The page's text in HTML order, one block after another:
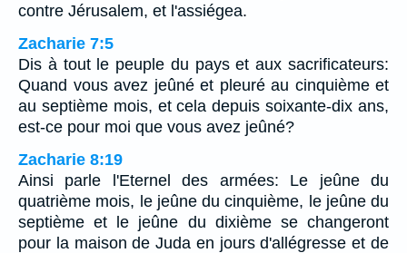
contre Jérusalem, et l'assiégea.
Zacharie 7:5
Dis à tout le peuple du pays et aux sacrificateurs:
Quand vous avez jeûné et pleuré au cinquième et
au septième mois, et cela depuis soixante-dix ans,
est-ce pour moi que vous avez jeûné?
Zacharie 8:19
Ainsi parle l'Eternel des armées: Le jeûne du
quatrième mois, le jeûne du cinquième, le jeûne du
septième et le jeûne du dixième se changeront
pour la maison de Juda en jours d'allégresse et de